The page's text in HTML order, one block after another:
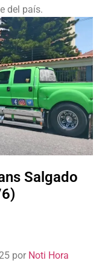
del país.
Salgado
por Noti Hora